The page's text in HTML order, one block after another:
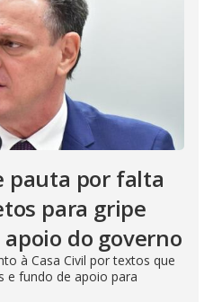
pauta por falta
para gripe
do governo
à Casa Civil por textos que
e fundo de apoio para